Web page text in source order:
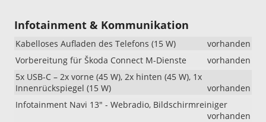
Infotainment & Kommunikation
Kabelloses Aufladen des Telefons (15 W)
vorhanden
Vorbereitung für Škoda Connect M-Dienste
vorhanden
5x USB-C – 2x vorne (45 W), 2x hinten (45 W), 1x
Innenrückspiegel (15 W)
vorhanden
Infotainment Navi 13" - Webradio, Bildschirmreiniger
vorhanden